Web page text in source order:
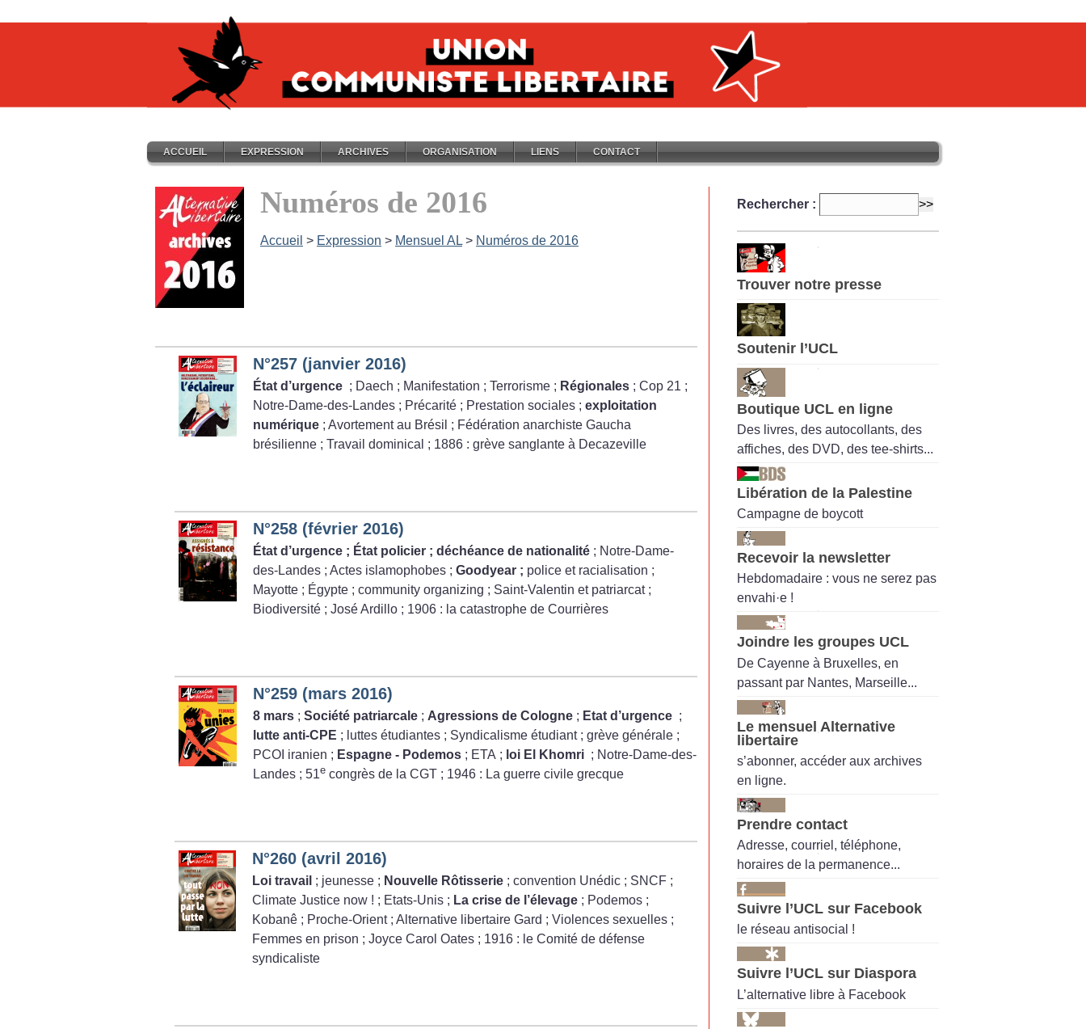
ACCUEIL EXPRESSION ARCHIVES ORGANISATION LIENS CONTACT
Numéros de 2016
Accueil > Expression > Mensuel AL > Numéros de 2016
N°257 (janvier 2016)
État d’urgence ; Daech ; Manifestation ; Terrorisme ; Régionales ; Cop 21 ;
Notre-Dame-des-Landes ; Précarité ; Prestation sociales ; exploitation
numérique ; Avortement au Brésil ; Fédération anarchiste Gaucha
brésilienne ; Travail dominical ; 1886 : grève sanglante à Decazeville
N°258 (février 2016)
État d’urgence ; État policier ; déchéance de nationalité ; Notre-Dame-
des-Landes ; Actes islamophobes ; Goodyear ; police et racialisation ;
Mayotte ; Égypte ; community organizing ; Saint-Valentin et patriarcat ;
Biodiversité ; José Ardillo ; 1906 : la catastrophe de Courrières
N°259 (mars 2016)
8 mars ; Société patriarcale ; Agressions de Cologne ; Etat d’urgence ;
lutte anti-CPE ; luttes étudiantes ; Syndicalisme étudiant ; grève générale ;
PCOI iranien ; Espagne - Podemos ; ETA ; loi El Khomri ; Notre-Dame-des-
Landes ; 51e congrès de la CGT ; 1946 : La guerre civile grecque
N°260 (avril 2016)
Loi travail ; jeunesse ; Nouvelle Rôtisserie ; convention Unédic ; SNCF ;
Climate Justice now ! ; Etats-Unis ; La crise de l’élevage ; Podemos ;
Kobanê ; Proche-Orient ; Alternative libertaire Gard ; Violences sexuelles ;
Femmes en prison ; Joyce Carol Oates ; 1916 : le Comité de défense
syndicaliste
Rechercher :
Trouver notre presse
Soutenir l’UCL
Boutique UCL en ligne
Des livres, des autocollants, des
affiches, des DVD, des tee-shirts...
Libération de la Palestine
Campagne de boycott
Recevoir la newsletter
Hebdomadaire : vous ne serez pas
envahi·e !
Joindre les groupes UCL
De Cayenne à Bruxelles, en
passant par Nantes, Marseille...
Le mensuel Alternative
libertaire
s’abonner, accéder aux archives
en ligne.
Prendre contact
Adresse, courriel, téléphone,
horaires de la permanence...
Suivre l’UCL sur Facebook
le réseau antisocial !
Suivre l’UCL sur Diaspora
L’alternative libre à Facebook